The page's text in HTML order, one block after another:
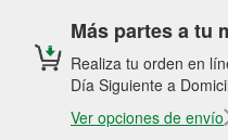
Más partes a tu
Realiza tu orden en
Día Siguiente a
Ver opciones de envío